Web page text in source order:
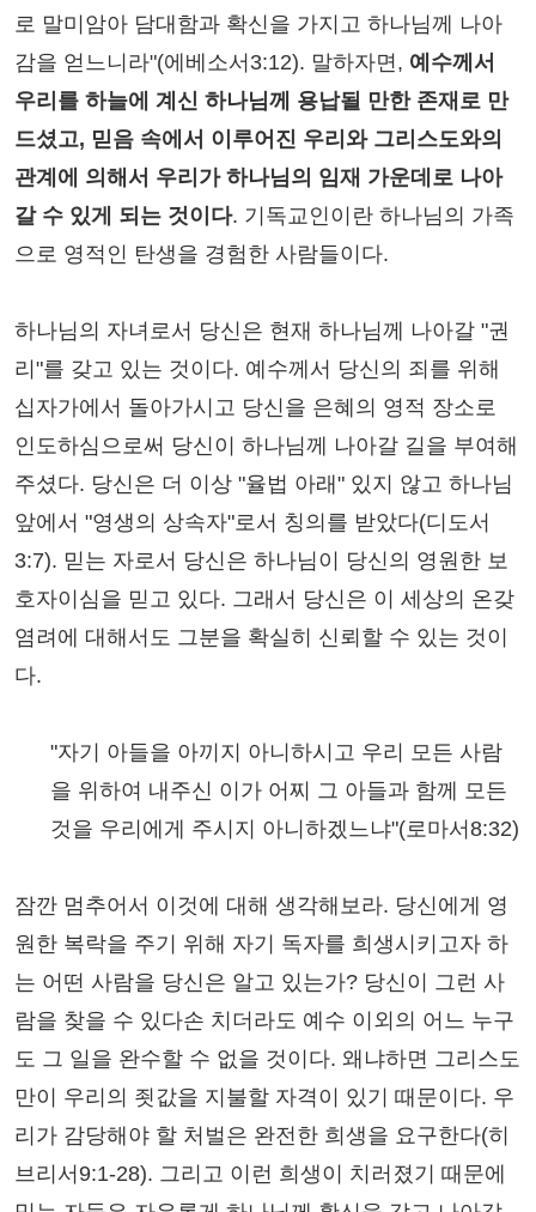
로 말미암아 담대함과 확신을 가지고 하나님께 나아
감을 얻느니라"(에베소서3:12). 말하자면, 예수께서
우리를 하늘에 계신 하나님께 용납될 만한 존재로 만
드셨고, 믿음 속에서 이루어진 우리와 그리스도와의
관계에 의해서 우리가 하나님의 임재 가운데로 나아
갈 수 있게 되는 것이다. 기독교인이란 하나님의 가족
으로 영적인 탄생을 경험한 사람들이다.
하나님의 자녀로서 당신은 현재 하나님께 나아갈 "권
리"를 갖고 있는 것이다. 예수께서 당신의 죄를 위해
십자가에서 돌아가시고 당신을 은혜의 영적 장소로
인도하심으로써 당신이 하나님께 나아갈 길을 부여해
주셨다. 당신은 더 이상 "율법 아래" 있지 않고 하나님
앞에서 "영생의 상속자"로서 칭의를 받았다(디도서
3:7). 믿는 자로서 당신은 하나님이 당신의 영원한 보
호자이심을 믿고 있다. 그래서 당신은 이 세상의 온갖
염려에 대해서도 그분을 확실히 신뢰할 수 있는 것이
다.
"자기 아들을 아끼지 아니하시고 우리 모든 사람
을 위하여 내주신 이가 어찌 그 아들과 함께 모든
것을 우리에게 주시지 아니하겠느냐"(로마서8:32)
잠깐 멈추어서 이것에 대해 생각해보라. 당신에게 영
원한 복락을 주기 위해 자기 독자를 희생시키고자 하
는 어떤 사람을 당신은 알고 있는가? 당신이 그런 사
람을 찾을 수 있다손 치더라도 예수 이외의 어느 누구
도 그 일을 완수할 수 없을 것이다. 왜냐하면 그리스도
만이 우리의 죗값을 지불할 자격이 있기 때문이다. 우
리가 감당해야 할 처벌은 완전한 희생을 요구한다(히
브리서9:1-28). 그리고 이런 희생이 치러졌기 때문에